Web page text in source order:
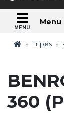
Menu
Tripés
360